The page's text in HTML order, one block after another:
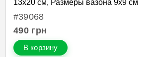
13х20 см, Размеры вазона 9х9 см
#39068
490 грн
В корзину